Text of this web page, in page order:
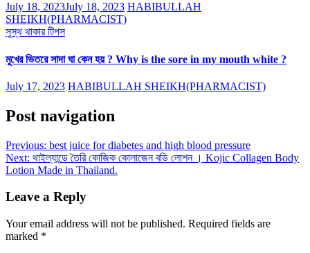
July 18, 2023July 18, 2023 HABIBULLAH
SHEIKH(PHARMACIST)
সুস্থ থাকার টিপস
মুখের ভিতরে সাদা ঘা কেন হয় ? Why is the sore in my mouth white ?
July 17, 2023 HABIBULLAH SHEIKH(PHARMACIST)
Post navigation
Previous: best juice for diabetes and high blood pressure
Next: থাইল্যান্ডে তৈরি কোজিক কোলাজেন বডি লোশন । Kojic Collagen Body
Lotion Made in Thailand.
Leave a Reply
Your email address will not be published. Required fields are
marked *